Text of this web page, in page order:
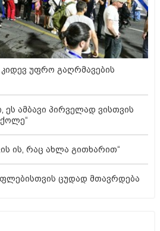
უფრო გაღრმავების
ეს ამბავი პირველად ვისთვის
ის, რაც ახლა გითხარით“
ცუდად მთავრდება